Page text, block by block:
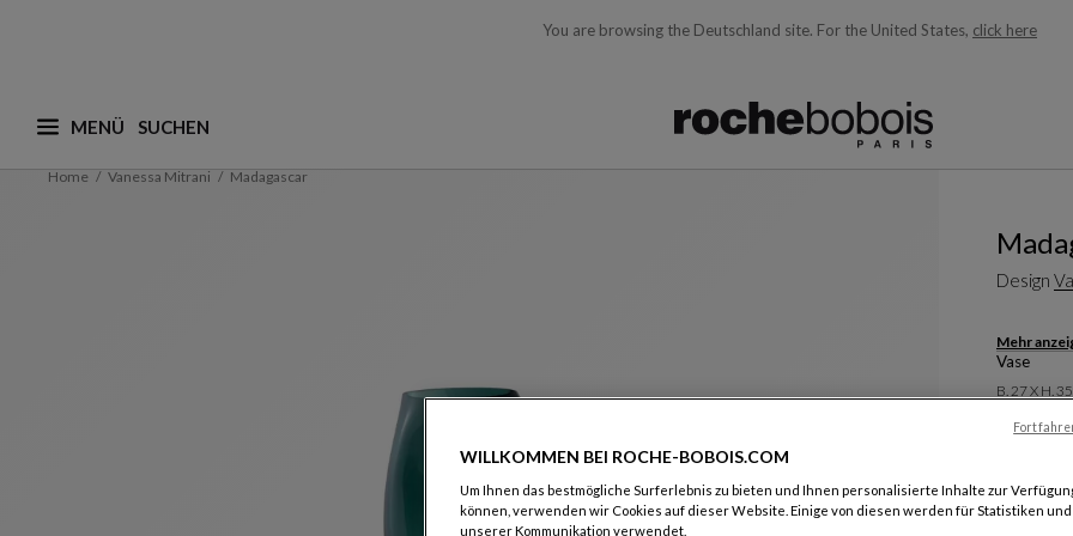
You are browsing the Deutschland site. For the United States, click here
MENÜ
Was suchen Sie ? (vorschläge werden nachstehend angezeigt und laufend aktualisiert, während Sie den Suchbegriff
Home Vanessa Mitrani Madagascar
Design
Mehr
Vase
B. 27 X H.
WILLKOMMEN BEI ROCHE-BOBOIS.COM
Um Ihnen das bestmögliche Surferlebnis zu bieten und Ihnen personalisierte Inhalte zur
können, verwenden wir Cookies auf dieser Website. Einige von diesen werden für Statistiken
unserer Kommunikation verwendet.